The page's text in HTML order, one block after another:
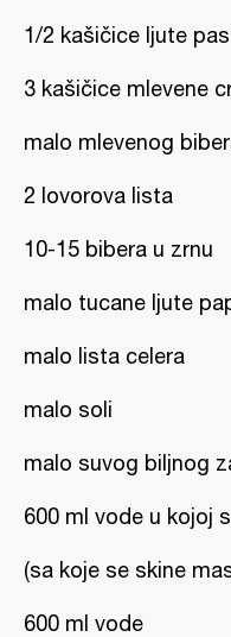
1/2 kašičice ljute
3 kašičice mlevene
malo mlevenog
2 lovorova lista
10-15 bibera u zrnu
malo tucane ljute
malo lista celera
malo soli
malo suvog biljnog
600 ml vode u kojoj
(sa koje se skine
600 ml vode